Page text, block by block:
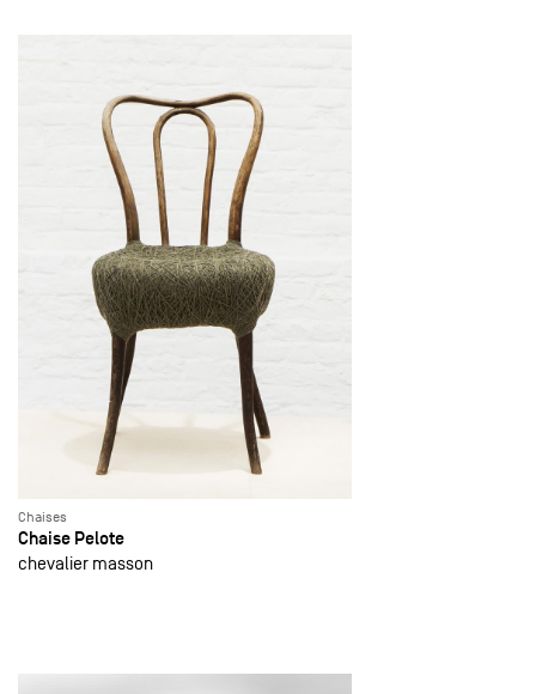
Chaises
Chaise Pelote
chevalier masson